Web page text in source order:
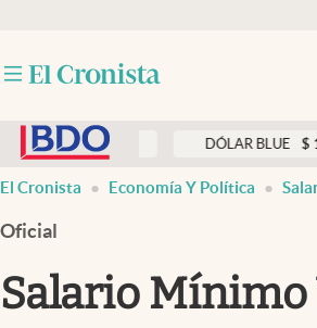
Otras secciones
Clima
0.00% DÓLAR BLUE $ 1530 -
El Cronista Economía Y Política
Oficial
Salario Mínimo